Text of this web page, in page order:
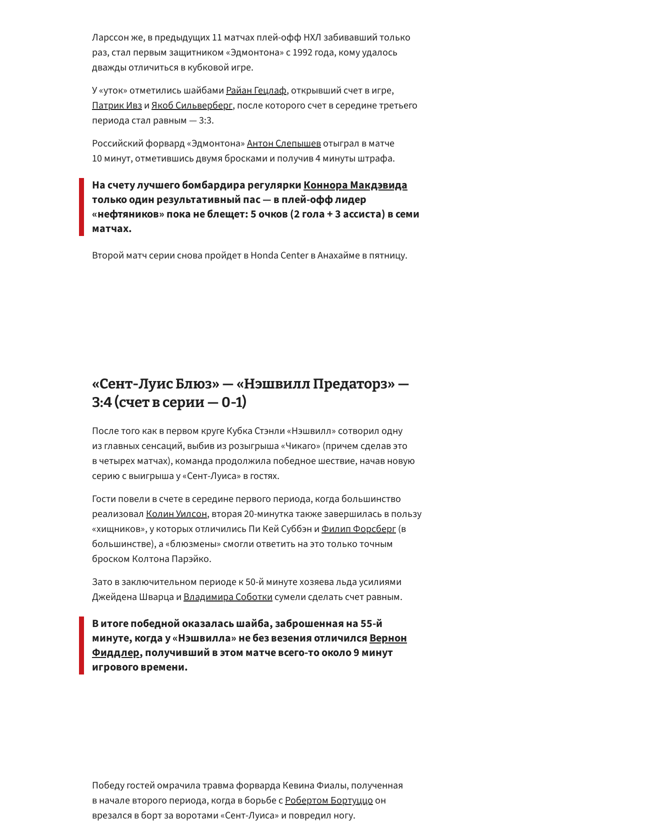
Ларссон же, в предыдущих 11 матчах плей-офф НХЛ забивавший только
раз, стал первым защитником «Эдмонтона» с 1992 года, кому удалось
дважды отличиться в кубковой игре.
У «уток» отметились шайбамиРайан Гецлаф, открывший счет в игре,
Патрик ИвзиЯкоб Сильверберг, после которого счет в середине третьего
периода стал равным — 3:3.
Российский форвард «Эдмонтона»Антон Слепышевотыграл в матче
10 минут, отметившись двумя бросками и получив 4 минуты штрафа.
На счету лучшего бомбардира регуляркиКоннора Макдэвида
только один результативный пас — в плей-офф лидер
«нефтяников» пока не блещет: 5 очков (2 гола + 3 ассиста) в семи
матчах.
Второй матч серии снова пройдет в Honda Center в Анахайме в пятницу.
«Сент-Луис Блюз» — «Нэшвилл Предаторз» —
3:4 (счет в серии — 0-1)
После того как в первом круге Кубка Стэнли «Нэшвилл» сотворил одну
из главных сенсаций, выбив из розыгрыша «Чикаго» (причем сделав это
в четырех матчах), команда продолжила победное шествие, начав новую
серию с выигрыша у «Сент-Луиса» в гостях.
Гости повели в счете в середине первого периода, когда большинство
реализовал Колин Уилсон, вторая 20-минутка также завершилась в пользу
«хищников», у которых отличились Пи Кей Суббэн иФилип Форсберг(в
большинстве), а «блюзмены» смогли ответить на это только точным
броском Колтона Парэйко.
Зато в заключительном периоде к 50-й минуте хозяева льда усилиями
Джейдена Шварца иВладимира Соботкисумели сделать счет равным.
В итоге победной оказалась шайба, заброшенная на 55-й
минуте, когда у «Нэшвилла» не без везения отличилсяВернон
Фиддлер, получивший в этом матче всего-то около 9 минут
игрового времени.
Победу гостей омрачила травма форварда Кевина Фиалы, полученная
в начале второго периода, когда в борьбе сРобертом Бортуццоон
врезался в борт за воротами «Сент-Луиса» и повредил ногу.